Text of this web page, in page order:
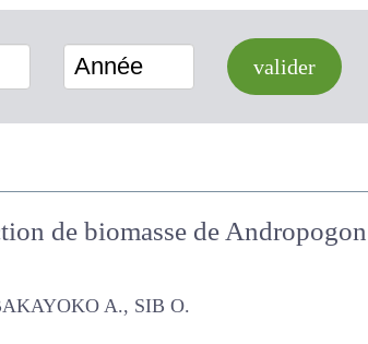
Année valider
de biomasse de Andropogon
O.